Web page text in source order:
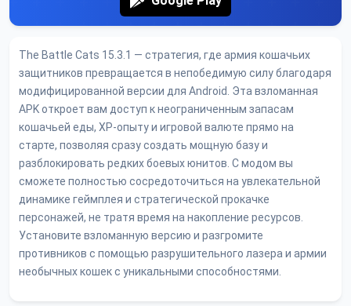
The Battle Cats 15.3.1 — стратегия, где армия кошачьих
защитников превращается в непобедимую силу благодаря
модифицированной версии для Android. Эта взломанная
APK откроет вам доступ к неограниченным запасам
кошачьей еды, XP-опыту и игровой валюте прямо на
старте, позволяя сразу создать мощную базу и
разблокировать редких боевых юнитов. С модом вы
сможете полностью сосредоточиться на увлекательной
динамике геймплея и стратегической прокачке
персонажей, не тратя время на накопление ресурсов.
Установите взломанную версию и разгромите
противников с помощью разрушительного лазера и армии
необычных кошек с уникальными способностями.